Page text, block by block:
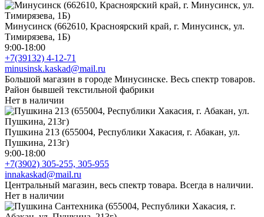
Минусинск (662610, Красноярский край, г. Минусинск, ул.
Тимирязева, 1Б)
9:00-18:00
+7(39132) 4-12-71
minusinsk.kaskad@mail.ru
Большой магазин в городе Минусинске. Весь спектр товаров.
Район бывшей текстильной фабрики
Нет в наличии
Пушкина 213 (655004, Республики Хакасия, г. Абакан, ул.
Пушкина, 213г)
9:00-18:00
+7(3902) 305-255, 305-955
innakaskad@mail.ru
Центральный магазин, весь спектр товара. Всегда в наличии.
Нет в наличии